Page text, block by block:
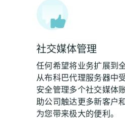
社交媒体管理
任何希望将业务扩展到
从布科巴代理服务器中
安全管理多个社交媒体
助公司触达更多新客户
为您带来极大的便利。